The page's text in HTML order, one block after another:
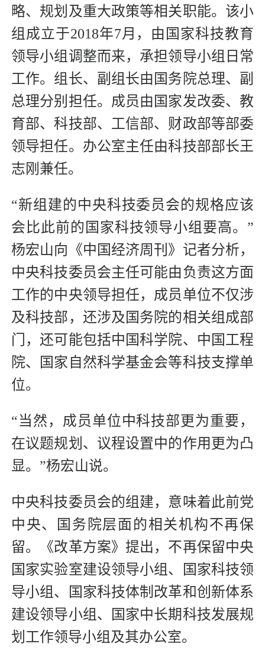
略、规划及重大政策等相关职能。该小
组成立于2018年7月，由国家科技教育
领导小组调整而来，承担领导小组日常
工作。组长、副组长由国务院总理、副
总理分别担任。成员由国家发改委、教
育部、科技部、工信部、财政部等部委
领导担任。办公室主任由科技部部长王
志刚兼任。
“新组建的中央科技委员会的规格应该
会比此前的国家科技领导小组要高。”
杨宏山向《中国经济周刊》记者分析，
中央科技委员会主任可能由负责这方面
工作的中央领导担任，成员单位不仅涉
及科技部，还涉及国务院的相关组成部
门，还可能包括中国科学院、中国工程
院、国家自然科学基金会等科技支撑单
位。
“当然，成员单位中科技部更为重要，
在议题规划、议程设置中的作用更为凸
显。”杨宏山说。
中央科技委员会的组建，意味着此前党
中央、国务院层面的相关机构不再保
留。《改革方案》提出，不再保留中央
国家实验室建设领导小组、国家科技领
导小组、国家科技体制改革和创新体系
建设领导小组、国家中长期科技发展规
划工作领导小组及其办公室。